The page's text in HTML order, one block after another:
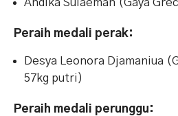
Andika Sulaeman (Gaya
Peraih medali perak:
Desya Leonora Djamaniua
57kg putri)
Peraih medali perunggu: